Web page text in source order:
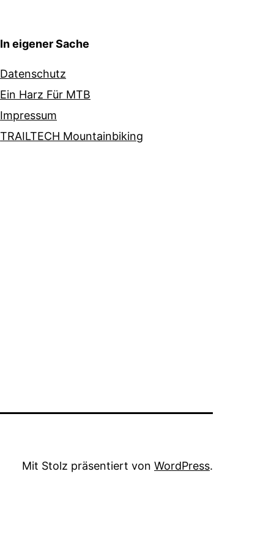
In eigener Sache
Datenschutz
Ein Harz Für MTB
Impressum
TRAILTECH Mountainbiking
Mit Stolz präsentiert von WordPress.